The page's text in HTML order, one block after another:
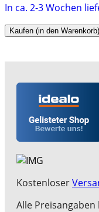
In ca. 2-3 Wochen
Kaufen (in den Warenkorb)
Kostenloser
Alle